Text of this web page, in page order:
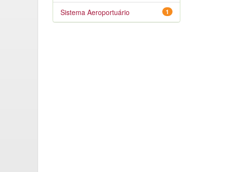
1
Sistema Aeroportuário